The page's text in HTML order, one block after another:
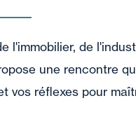
l'immobilier, de
une rencontre
vos réflexes pour